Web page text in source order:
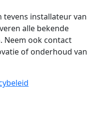
tevens installateur van
alle bekende
Neem ook contact
of onderhoud van